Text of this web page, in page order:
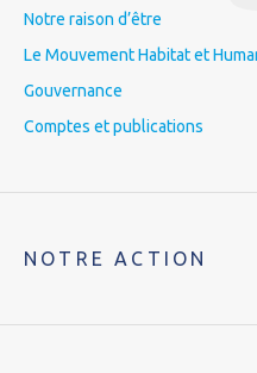
Notre raison d’être
Le Mouvement Habitat et
Gouvernance
Comptes et publications
NOTRE ACTION